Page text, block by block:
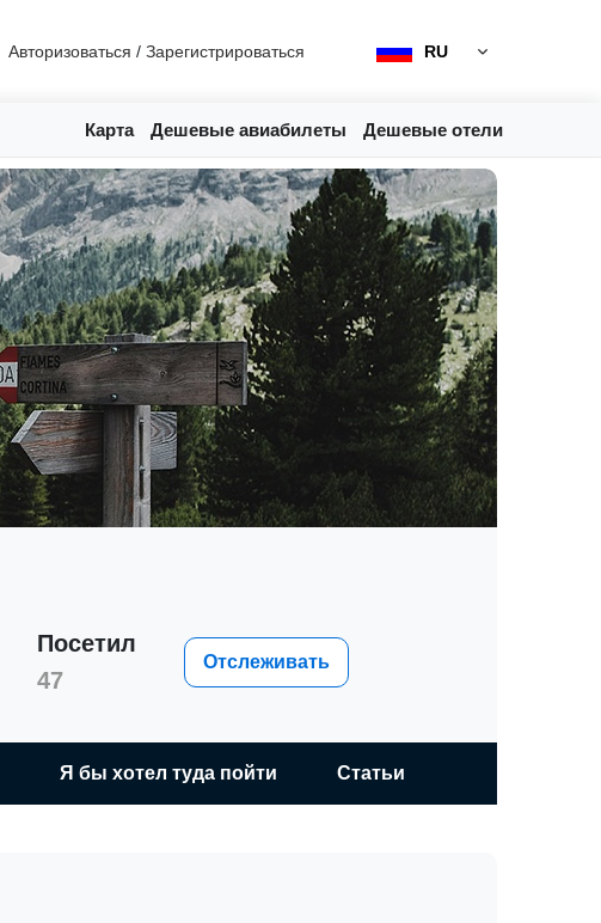
Авторизоваться / Зарегистрироваться RU
Карта Дешевые авиабилеты Дешевые отели
Посетил
47
Отслеживать
Я бы хотел туда пойти Статьи